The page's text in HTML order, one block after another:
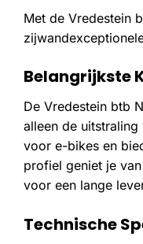
Met de Vredestein
Belangrijkste
De Vredestein btb
alleen de
voor e-bikes en
profiel geniet je van
voor een lange
Technische